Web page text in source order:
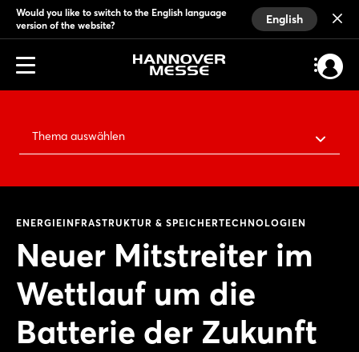
Would you like to switch to the English language
version of the website?
English
Thema auswählen
ENERGIEINFRASTRUKTUR & SPEICHERTECHNOLOGIEN
Neuer Mitstreiter im
Wettlauf um die
Batterie der Zukunft